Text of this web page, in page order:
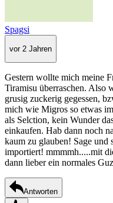
Spagsi
vor 2 Jahren
Gestern wollte mich meine
Tiramisu überraschen. Also
grusig zuckerig gegessen,
mich wie Migros so etwas
als Selction, kein Wunder
einkaufen. Hab dann noch
kaum zu glauben! Sage und
importiert! mmmmh.....mit
dann lieber ein normales
Antworten